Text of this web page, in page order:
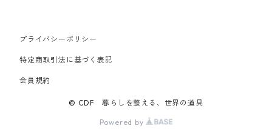
プライバシーポリシー
特定商取引法に基づく表記
会員規約
© CDF 暮らしを整える、世界の道具
Powered by